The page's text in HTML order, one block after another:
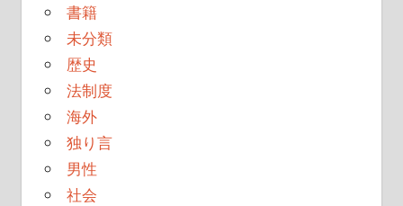
書籍
未分類
歴史
法制度
海外
独り言
男性
社会